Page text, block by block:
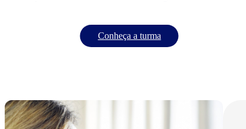
Conheça a turma